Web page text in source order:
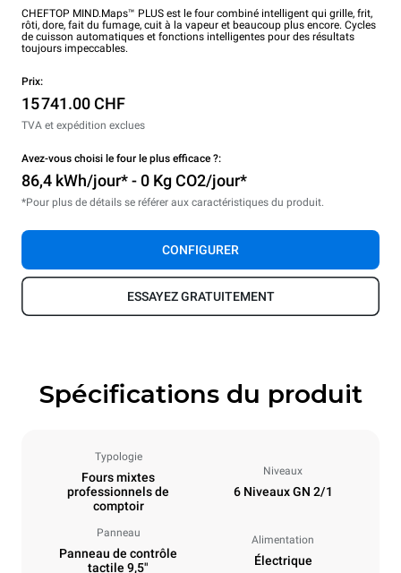
CHEFTOP MIND.Maps™ PLUS est le four combiné intelligent qui grille, frit,
rôti, dore, fait du fumage, cuit à la vapeur et beaucoup plus encore. Cycles
de cuisson automatiques et fonctions intelligentes pour des résultats
toujours impeccables.
Prix:
15 741.00 CHF
TVA et expédition exclues
Avez-vous choisi le four le plus efficace ?:
86,4 kWh/jour* - 0 Kg CO2/jour*
*Pour plus de détails se référer aux caractéristiques du produit.
CONFIGURER
ESSAYEZ GRATUITEMENT
Spécifications du produit
Typologie
Fours mixtes
professionnels de
comptoir
Niveaux
6 Niveaux GN 2/1
Panneau
Panneau de contrôle
tactile 9,5"
Alimentation
Électrique